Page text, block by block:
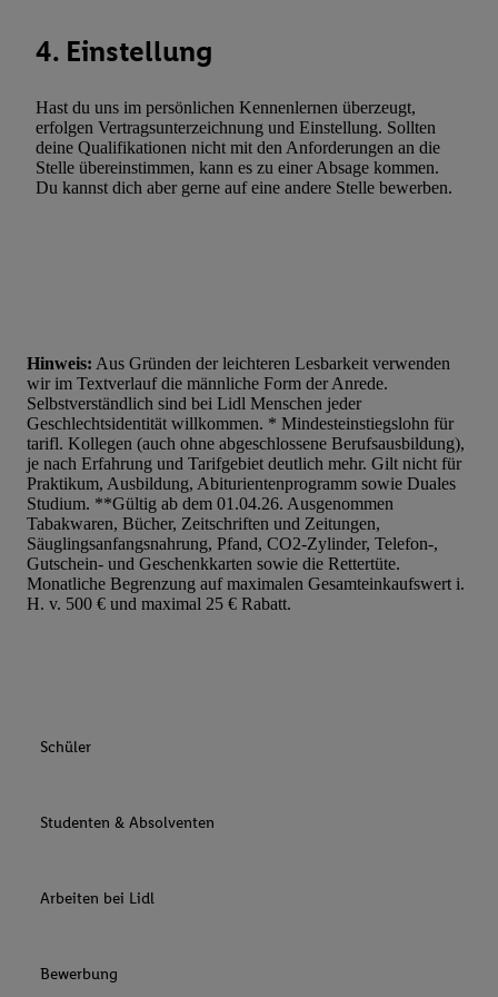
4. Einstellung
Hast du uns im persönlichen Kennenlernen überzeugt,
erfolgen Vertragsunterzeichnung und Einstellung. Sollten
deine Qualifikationen nicht mit den Anforderungen an die
Stelle übereinstimmen, kann es zu einer Absage kommen.
Du kannst dich aber gerne auf eine andere Stelle bewerben.
Hinweis: Aus Gründen der leichteren Lesbarkeit verwenden
wir im Textverlauf die männliche Form der Anrede.
Selbstverständlich sind bei Lidl Menschen jeder
Geschlechtsidentität willkommen. * Mindesteinstiegslohn für
tarifl. Kollegen (auch ohne abgeschlossene Berufsausbildung),
je nach Erfahrung und Tarifgebiet deutlich mehr. Gilt nicht für
Praktikum, Ausbildung, Abiturientenprogramm sowie Duales
Studium. **Gültig ab dem 01.04.26. Ausgenommen
Tabakwaren, Bücher, Zeitschriften und Zeitungen,
Säuglingsanfangsnahrung, Pfand, CO2-Zylinder, Telefon-,
Gutschein- und Geschenkkarten sowie die Rettertüte.
Monatliche Begrenzung auf maximalen Gesamteinkaufswert i.
H. v. 500 € und maximal 25 € Rabatt.
Schüler
Studenten & Absolventen
Arbeiten bei Lidl
Bewerbung
Werbekampagnen durch TTD und Nutzung der
Utiq-Technologie für digitales Marketing, sowie:
Verwendung genauer Standortdaten. Erstellung von Profilen
Werbung. Speichern von oder Zugriff auf Informationen auf
Entwicklung und Verbesserung der Angebote. Analyse von
Statistiken oder Kombinationen von Daten aus verschiedenen